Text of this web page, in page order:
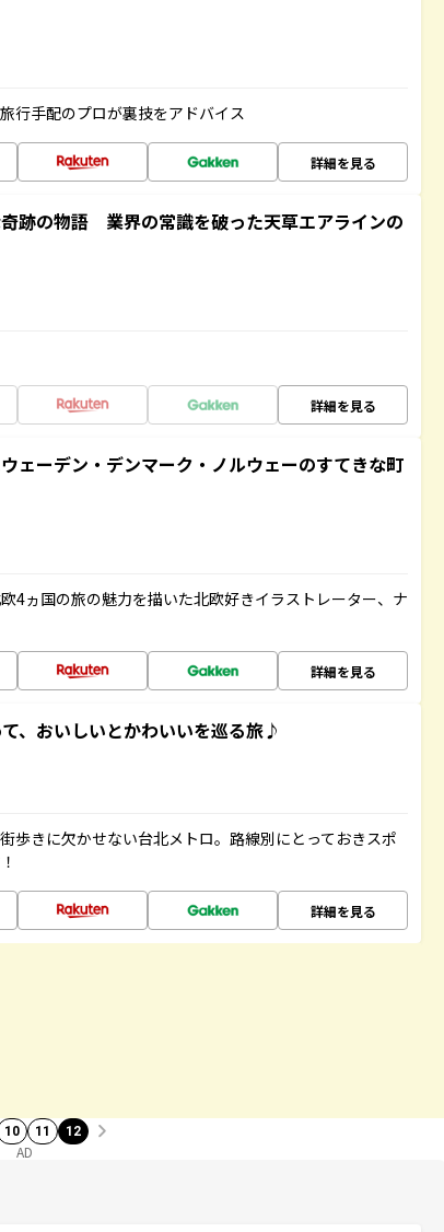
行手配のプロが裏技をアドバイス
詳細を見る
跡の物語 業界の常識を破った天草エアラインの
詳細を見る
ェーデン・デンマーク・ノルウェーのすてきな町
4ヵ国の旅の魅力を描いた北欧好きイラストレーター、ナ
詳細を見る
、おいしいとかわいいを巡る旅♪
歩きに欠かせない台北メトロ。路線別にとっておきスポ
詳細を見る
10 11 12
AD